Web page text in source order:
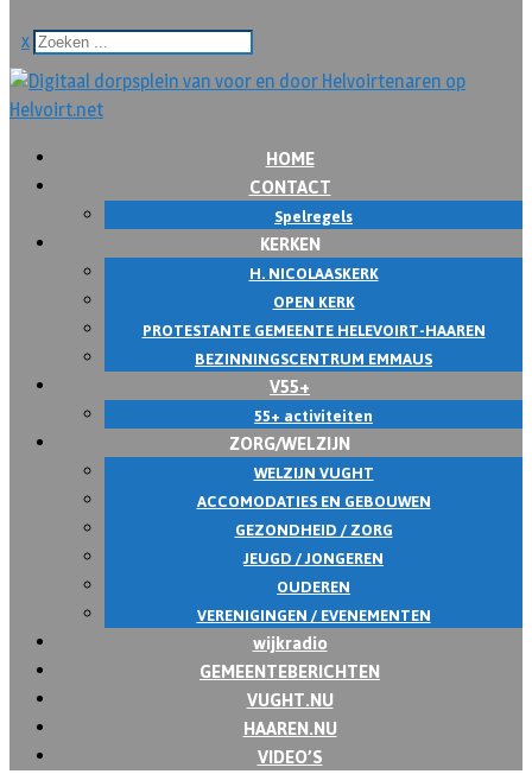
x
HOME
CONTACT
Spelregels
KERKEN
H. NICOLAASKERK
OPEN KERK
PROTESTANTE GEMEENTE HELEVOIRT-HAAREN
BEZINNINGSCENTRUM EMMAUS
V55+
55+ activiteiten
ZORG/WELZIJN
WELZIJN VUGHT
ACCOMODATIES EN GEBOUWEN
GEZONDHEID / ZORG
JEUGD / JONGEREN
OUDEREN
VERENIGINGEN / EVENEMENTEN
wijkradio
GEMEENTEBERICHTEN
VUGHT.NU
HAAREN.NU
VIDEO’S